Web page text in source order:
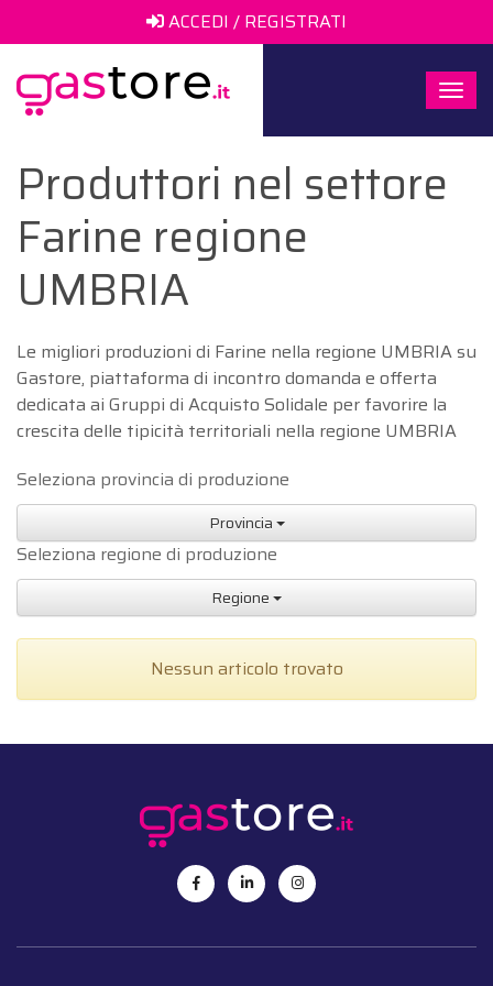
ACCEDI / REGISTRATI
Produttori nel settore
Farine regione
UMBRIA
Le migliori produzioni di Farine nella regione UMBRIA su
Gastore, piattaforma di incontro domanda e offerta
dedicata ai Gruppi di Acquisto Solidale per favorire la
crescita delle tipicità territoriali nella regione UMBRIA
Seleziona provincia di produzione
Provincia
Seleziona regione di produzione
Regione
Nessun articolo trovato